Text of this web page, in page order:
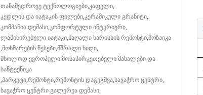
თანამედროვე ტექნოლოგიები,კაფელი,
კედლის და იატაკის ფილები,კერამიკული გრანიტი,
კომპანია დემასი,კომფორტული ინტერიერი,
ლამინირებული იატაკი,მაღალი ხარისხის რემონტი,მოზაიკა
,მოხმარების წესები,მშრალი ხიდი,
მხოლოდ ევროპული მოსაპირკეთებელი მასალები და
სანტექნიკა
,პარკეტი,რემონტი,რემონტის დაგეგმვა,სავაჭრო ცენტრი,
სავაჭრო ცენტრი გალერეა დემასი,